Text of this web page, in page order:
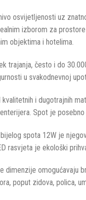
osvijetljenosti uz
izborom za
objektima i hotelima.
trajanja, često i do
u svakodnevnoj
i dugotrajnih
Spot je
spota 12W je
rasvjeta je ekološki
dimenzije omogućavaju
poput zidova, polica,